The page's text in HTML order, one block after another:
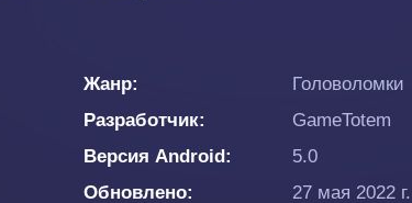
Жанр
Головоломки
Разработчик
GameTotem
Версия Android
5.0
Обновлено
27 мая 2022 г.